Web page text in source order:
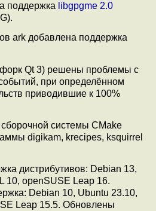
поддержка libgpgme 2.0
ark добавлена поддержка
Qt 3) решены проблемы с
при определённом
приводившие к 100%
системы CMake
digikam, krecipes, ksquirrel
дистрибутивов: Debian 13,
10, openSUSE Leap 16.
Debian 10, Ubuntu 23.10,
Leap 15.5. Обновлены